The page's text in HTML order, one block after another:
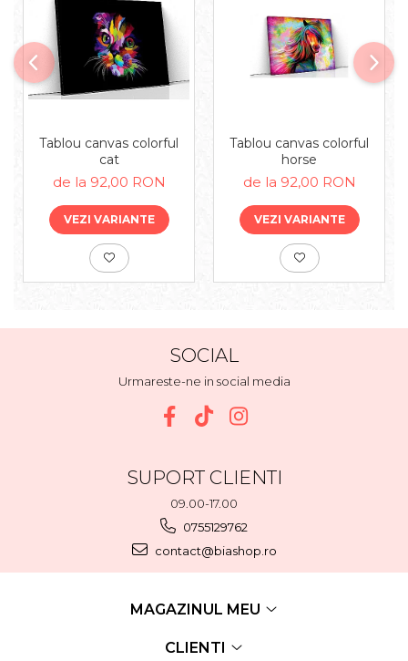
Tablou canvas colorful
cat
de la 92,00 RON
VEZI VARIANTE
Tablou canvas colorful
horse
de la 92,00 RON
VEZI VARIANTE
SOCIAL
Urmareste-ne in social media
SUPORT CLIENTI
09.00-17.00
0755129762
contact@biashop.ro
MAGAZINUL MEU
CLIENTI